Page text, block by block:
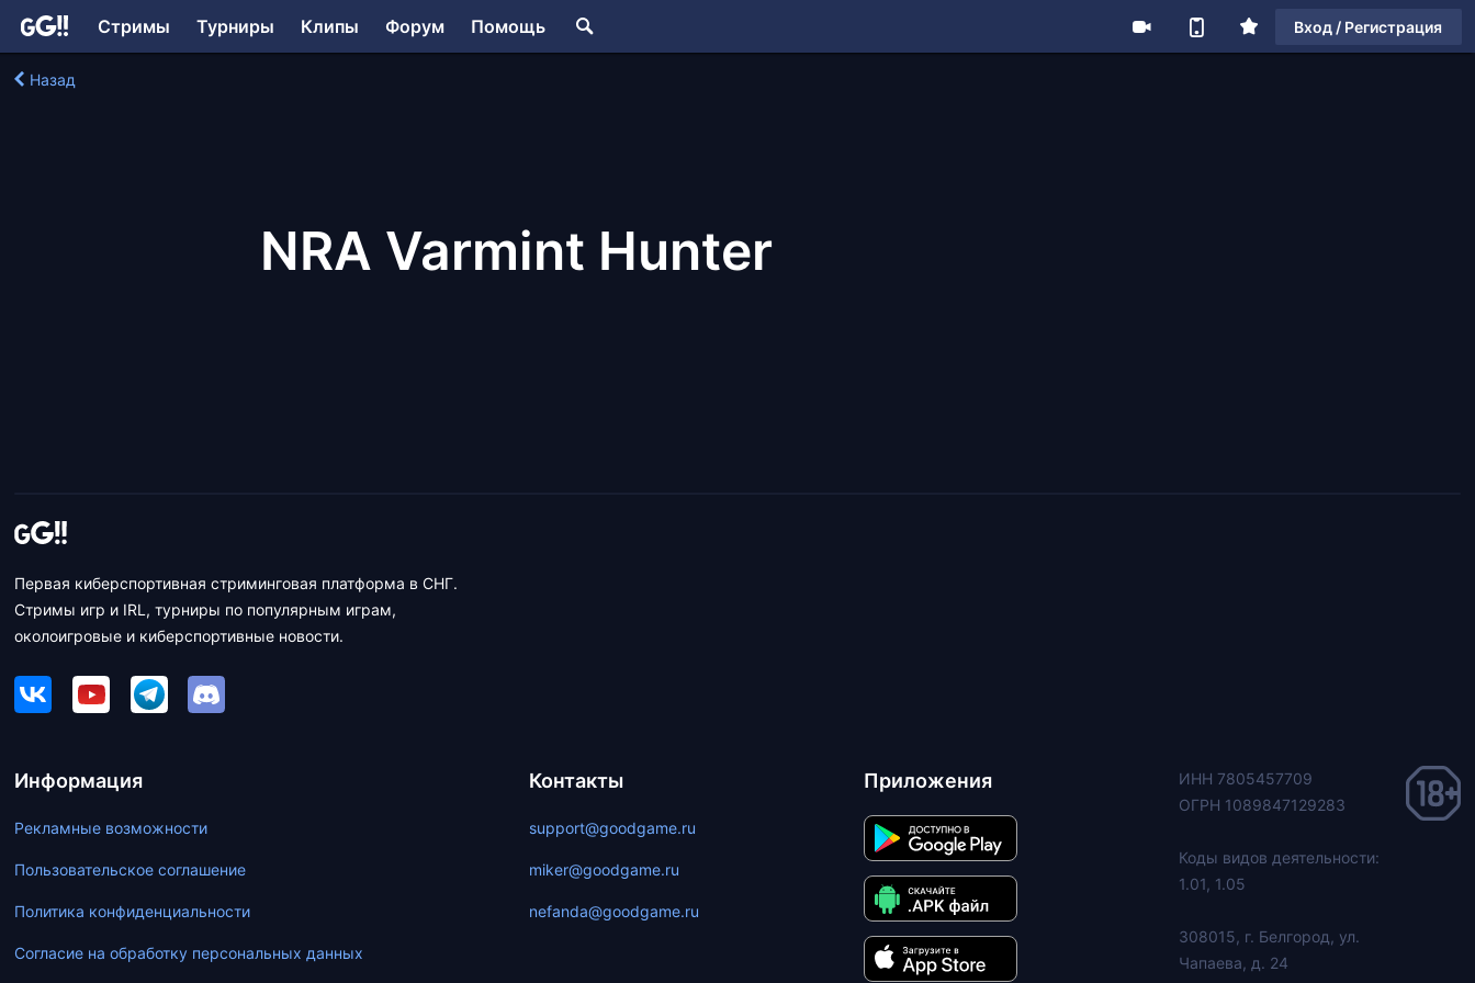
Стримы Турниры Клипы Форум Помощь Вход / Регистрация
Назад
NRA Varmint Hunter
Первая киберспортивная стриминговая платформа в СНГ.
Стримы игр и IRL, турниры по популярным играм,
околоигровые и киберспортивные новости.
Информация
Рекламные возможности
Пользовательское соглашение
Политика конфиденциальности
Согласие на обработку персональных данных
Контакты
support@goodgame.ru
miker@goodgame.ru
nefanda@goodgame.ru
Приложения
ИНН 7805457709
ОГРН 1089847129283
Коды видов деятельности:
1.01, 1.05
308015, г. Белгород, ул.
Чапаева, д. 24